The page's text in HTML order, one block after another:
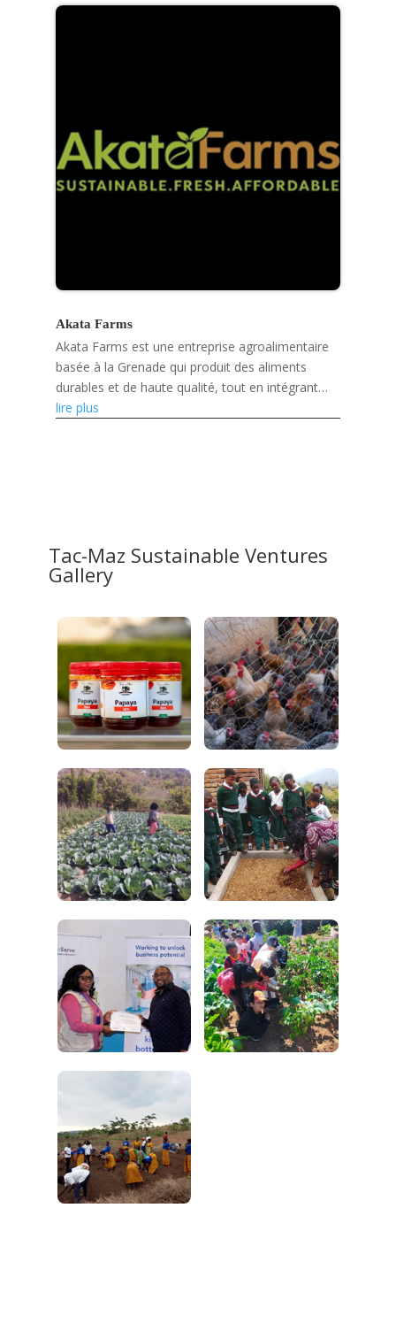
Akata Farms
Akata Farms est une entreprise agroalimentaire
basée à la Grenade qui produit des aliments
durables et de haute qualité, tout en intégrant
l'innovation numérique et en soutenant les
lire plus
Tac-Maz Sustainable Ventures
Gallery